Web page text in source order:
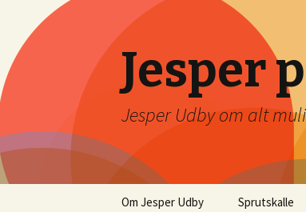
Jesper
Jesper Udby om alt
Om Jesper Udby Sprutskalle